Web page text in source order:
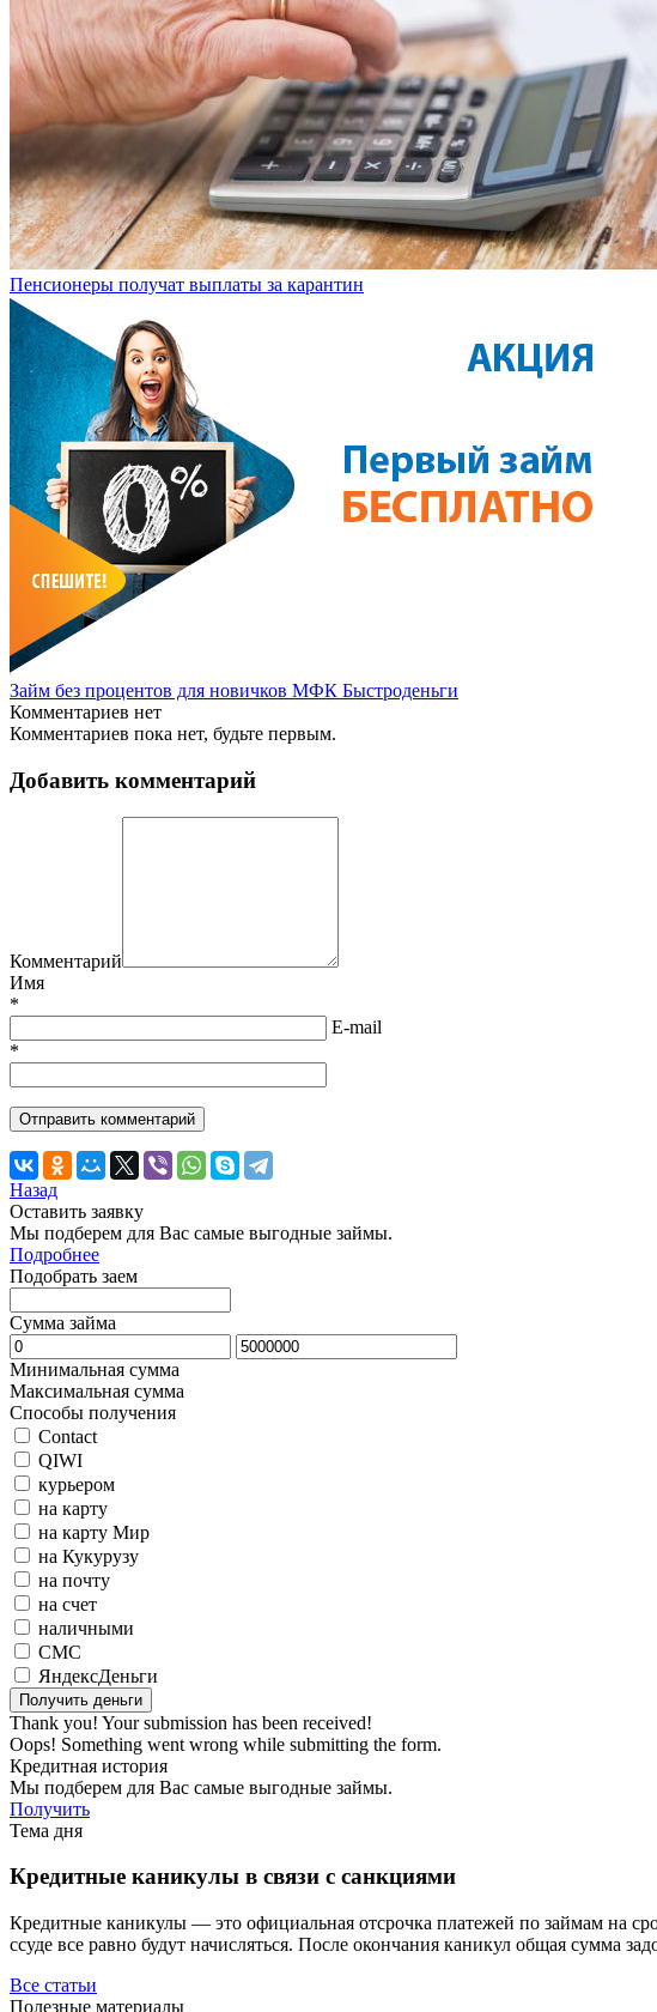
Пенсионеры получат выплаты за карантин
Займ без процентов для новичков МФК Быстроденьги
Комментариев нет
Комментариев пока нет, будьте первым.
Добавить комментарий
Комментарий
Имя
*
E-mail
*
Назад
Оставить заявку
Мы подберем для Вас самые выгодные займы.
Подробнее
Подобрать заем
Сумма займа
Минимальная сумма
Максимальная сумма
Способы получения
Contact
QIWI
курьером
на карту
на карту Мир
на Кукурузу
на почту
на счет
наличными
СМС
ЯндексДеньги
Thank you! Your submission has been received!
Oops! Something went wrong while submitting the form.
Кредитная история
Мы подберем для Вас самые выгодные займы.
Получить
Тема дня
Кредитные каникулы в связи с санкциями
Кредитные каникулы — это официальная отсрочка платежей по займам на
ссуде все равно будут начисляться. После окончания каникул общая сумма
Все статьи
Полезные материалы